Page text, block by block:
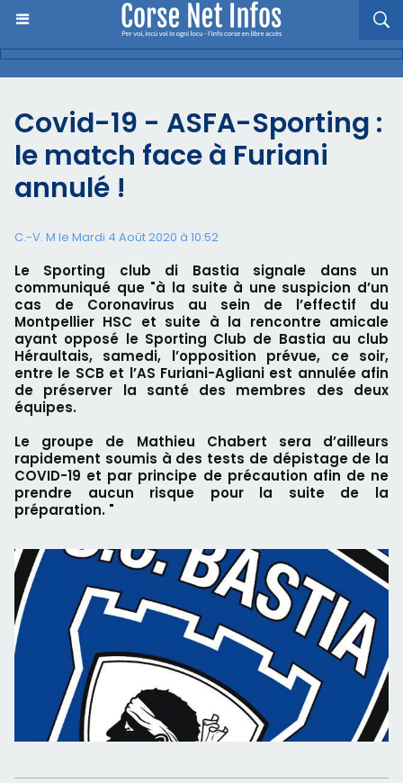
Covid-19 - ASFA-Sporting :
le match face à Furiani
annulé !
C.-V. M le Mardi 4 Août 2020 à 10:52
Le Sporting club di Bastia signale dans un
communiqué que "à la suite à une suspicion d’un
cas de Coronavirus au sein de l’effectif du
Montpellier HSC et suite à la rencontre amicale
ayant opposé le Sporting Club de Bastia au club
Héraultais, samedi, l’opposition prévue, ce soir,
entre le SCB et l’AS Furiani-Agliani est annulée afin
de préserver la santé des membres des deux
équipes.
Le groupe de Mathieu Chabert sera d’ailleurs
rapidement soumis à des tests de dépistage de la
COVID-19 et par principe de précaution afin de ne
prendre aucun risque pour la suite de la
préparation. "